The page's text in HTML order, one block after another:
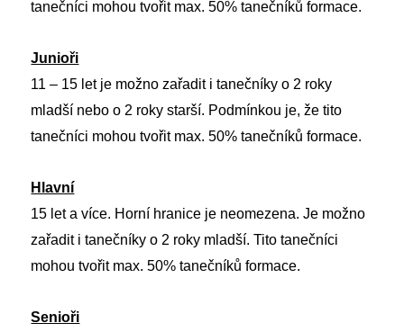
tanečníci mohou tvořit max. 50% tanečníků formace.
Junioři
11 – 15 let je možno zařadit i tanečníky o 2 roky
mladší nebo o 2 roky starší. Podmínkou je, že tito
tanečníci mohou tvořit max. 50% tanečníků formace.
Hlavní
15 let a více. Horní hranice je neomezena. Je možno
zařadit i tanečníky o 2 roky mladší. Tito tanečníci
mohou tvořit max. 50% tanečníků formace.
Senioři